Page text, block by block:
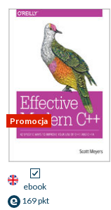
Promocja
ebook
169 pkt